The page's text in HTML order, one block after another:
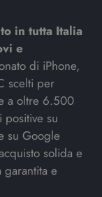
in tutta Italia
e
di iPhone,
scelti per
a oltre 6.500
su
su Google
solida e
e